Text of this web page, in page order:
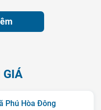
GIÁ
Phú Hòa Đông